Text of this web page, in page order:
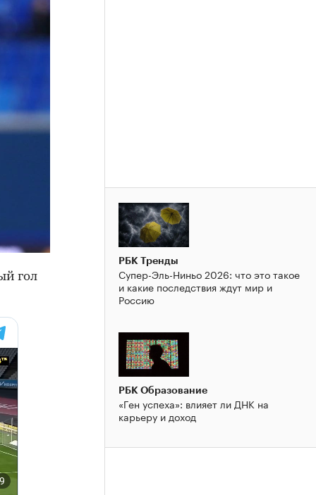
гол
РБК Тренды
Супер-Эль-Ниньо 2026: что это такое
и какие последствия ждут мир и
Россию
РБК Образование
«Ген успеха»: влияет ли ДНК на
карьеру и доход